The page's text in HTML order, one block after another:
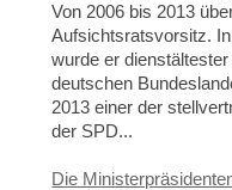
Von 2006 bis 2013
Aufsichtsratsvorsitz.
wurde er
deutschen
2013 einer der
der SPD...
Die